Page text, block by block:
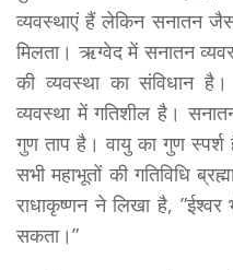
व्यवस्थाएं हैं लेकिन सनातन
मिलता। ऋग्वेद में सनातन
की व्यवस्था का संविधान
व्यवस्था में गतिशील है।
गुण ताप है। वायु का गुण
सभी महाभूतों की गतिविधि
राधाकृष्णन ने लिखा है,
सकता।”